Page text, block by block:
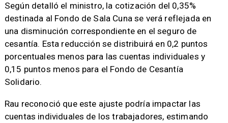
Según detalló el ministro, la cotización del 0,35%
destinada al Fondo de Sala Cuna se verá reflejada en
una disminución correspondiente en el seguro de
cesantía. Esta reducción se distribuirá en 0,2 puntos
porcentuales menos para las cuentas individuales y
0,15 puntos menos para el Fondo de Cesantía
Solidario.
Rau reconoció que este ajuste podría impactar las
cuentas individuales de los trabajadores, estimando